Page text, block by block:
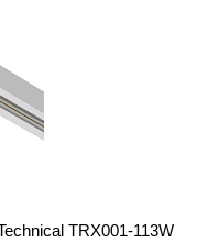
TRX001-113W